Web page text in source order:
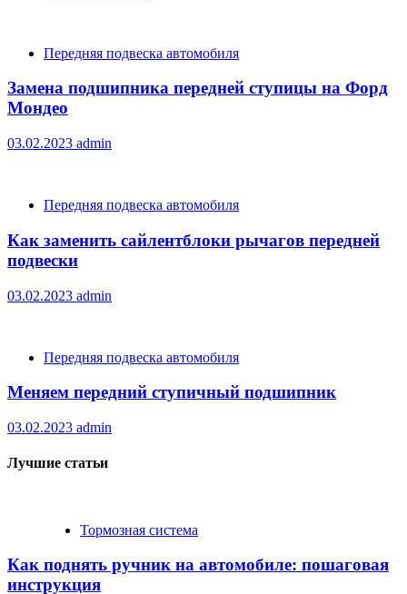
Передняя подвеска автомобиля
Замена подшипника передней ступицы на Форд
Мондео
03.02.2023 admin
Передняя подвеска автомобиля
Как заменить сайлентблоки рычагов передней
подвески
03.02.2023 admin
Передняя подвеска автомобиля
Меняем передний ступичный подшипник
03.02.2023 admin
Лучшие статьи
Тормозная система
Как поднять ручник на автомобиле: пошаговая
инструкция